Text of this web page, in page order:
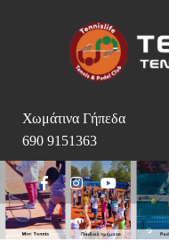
Χωμάτινα Γήπεδα
690 9151363